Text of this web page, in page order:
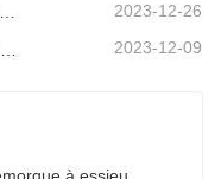
1. Adaptateur de pale d'éolienne 3X6 avec remorque modulaire 2023-12-26
2023-12-09